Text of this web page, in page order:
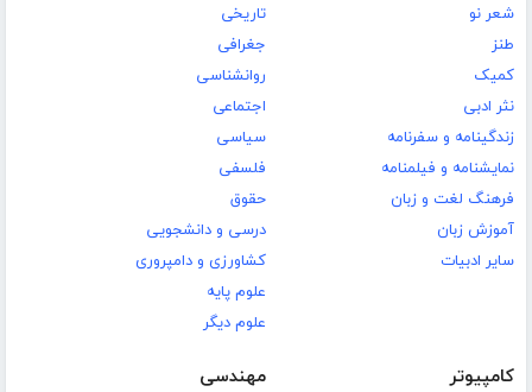
شعر نو
طنز
کمیک
نثر ادبی
زندگینامه و سفرنامه
نمایشنامه و فیلمنامه
فرهنگ لغت و زبان
آموزش زبان
سایر ادبیات
تاریخی
جغرافی
روانشناسی
اجتماعی
سیاسی
فلسفی
حقوق
درسی و دانشجویی
کشاورزی و دامپروری
علوم پایه
علوم دیگر
کامپیوتر مهندسی